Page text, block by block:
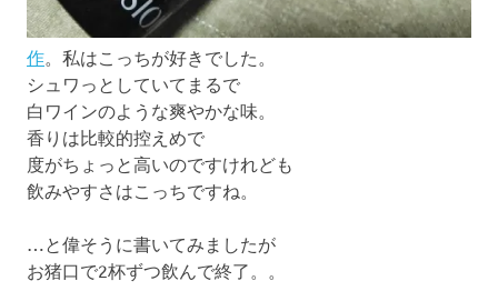
作 。私はこっちが好きでした。
シュワっとしていてまるで
白ワインのような爽やかな味。
香りは比較的控えめで
度がちょっと高いのですけれども
飲みやすさはこっちですね。
…と偉そうに書いてみましたが
お猪口で2杯ずつ飲んで終了。。